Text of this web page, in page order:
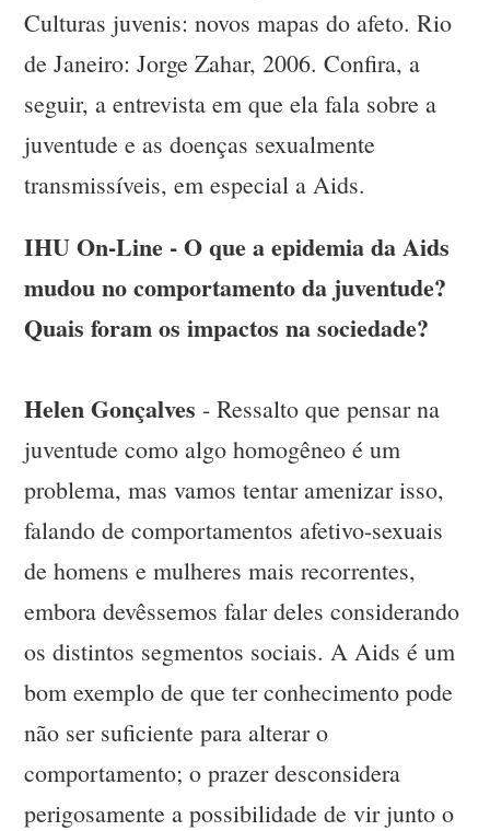
Culturas juvenis: novos mapas do afeto. Rio
de Janeiro: Jorge Zahar, 2006. Confira, a
seguir, a entrevista em que ela fala sobre a
juventude e as doenças sexualmente
transmissíveis, em especial a Aids.
IHU On-Line - O que a epidemia da Aids
mudou no comportamento da juventude?
Quais foram os impactos na sociedade?
Helen Gonçalves - Ressalto que pensar na
juventude como algo homogêneo é um
problema, mas vamos tentar amenizar isso,
falando de comportamentos afetivo-sexuais
de homens e mulheres mais recorrentes,
embora devêssemos falar deles considerando
os distintos segmentos sociais. A Aids é um
bom exemplo de que ter conhecimento pode
não ser suficiente para alterar o
comportamento; o prazer desconsidera
perigosamente a possibilidade de vir junto o